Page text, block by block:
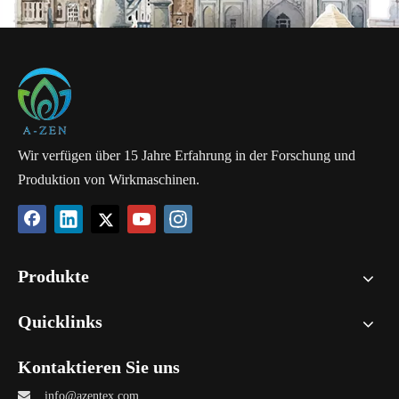
Geschwindigkeit, Effizienz und Vielseitigkeit für Hersteller von
Plüschtextilien.
Wir verfügen über 15 Jahre Erfahrung in der Forschung und
Produktion von Wirkmaschinen.
Produkte
Quicklinks
Kontaktieren Sie uns
 info@azentex.com